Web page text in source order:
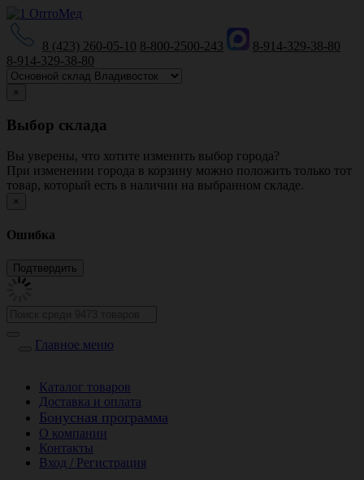
8 (423) 260-05-10 8-800-2500-243
8-914-329-38-80
8-914-329-38-80
×
Выбор склада
Вы уверены, что хотите изменить выбор города?
При изменении города в корзину можно положить только тот
товар, который есть в наличии на выбранном складе.
×
Ошибка
Главное меню
Каталог товаров
Доставка и оплата
Бонусная программа
О компании
Контакты
Вход / Регистрация